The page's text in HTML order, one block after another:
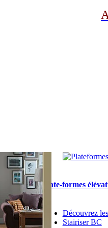
Plate-formes
Découvrez
Stairiser BC